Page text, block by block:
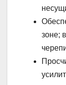
зоне;